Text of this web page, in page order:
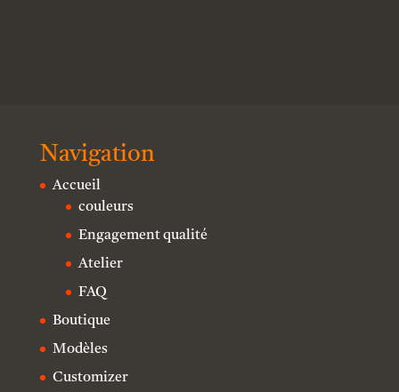
Navigation
Accueil
couleurs
Engagement qualité
Atelier
FAQ
Boutique
Modèles
Customizer